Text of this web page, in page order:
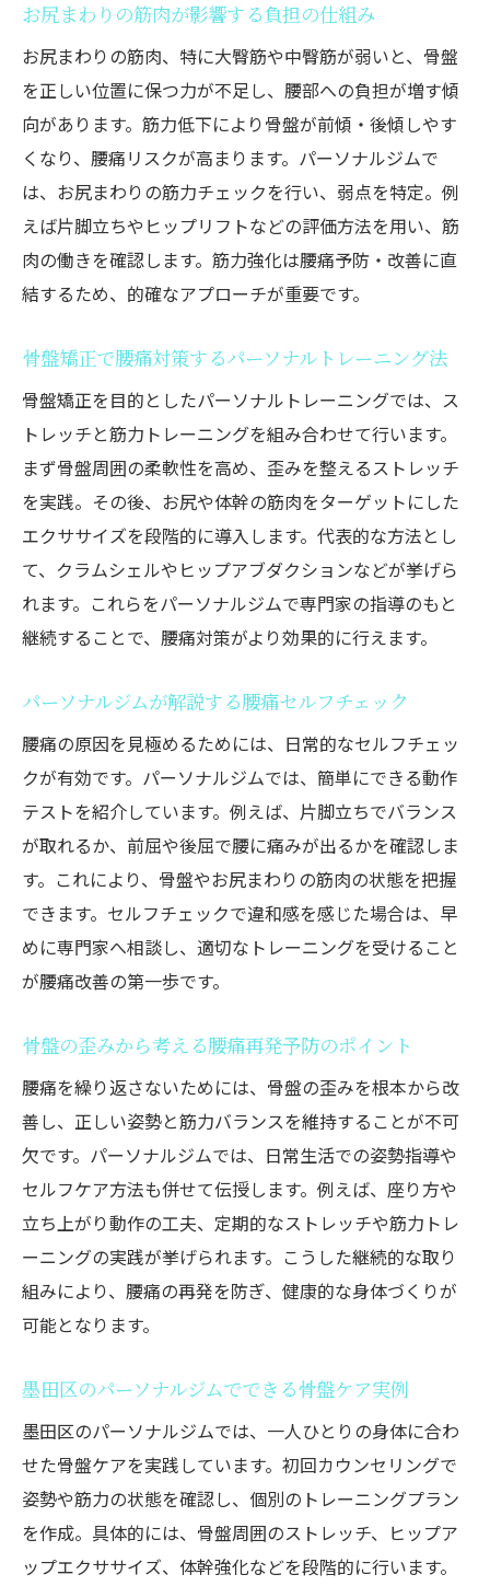
お尻チェックから始める健康づくりの第一
歩
パーソナルジム体験で腰痛改善を実感しよ
う
お尻まわりの筋肉が影響する負担の仕組み
お尻まわりの筋肉、特に大臀筋や中臀筋が弱いと、骨盤
を正しい位置に保つ力が不足し、腰部への負担が増す傾
向があります。筋力低下により骨盤が前傾・後傾しやす
くなり、腰痛リスクが高まります。パーソナルジムで
は、お尻まわりの筋力チェックを行い、弱点を特定。例
えば片脚立ちやヒップリフトなどの評価方法を用い、筋
肉の働きを確認します。筋力強化は腰痛予防・改善に直
結するため、的確なアプローチが重要です。
骨盤矯正で腰痛対策するパーソナルトレーニング法
骨盤矯正を目的としたパーソナルトレーニングでは、ス
トレッチと筋力トレーニングを組み合わせて行います。
まず骨盤周囲の柔軟性を高め、歪みを整えるストレッチ
を実践。その後、お尻や体幹の筋肉をターゲットにした
エクササイズを段階的に導入します。代表的な方法とし
て、クラムシェルやヒップアブダクションなどが挙げら
れます。これらをパーソナルジムで専門家の指導のもと
継続することで、腰痛対策がより効果的に行えます。
パーソナルジムが解説する腰痛セルフチェック
腰痛の原因を見極めるためには、日常的なセルフチェッ
クが有効です。パーソナルジムでは、簡単にできる動作
テストを紹介しています。例えば、片脚立ちでバランス
が取れるか、前屈や後屈で腰に痛みが出るかを確認しま
す。これにより、骨盤やお尻まわりの筋肉の状態を把握
できます。セルフチェックで違和感を感じた場合は、早
めに専門家へ相談し、適切なトレーニングを受けること
が腰痛改善の第一歩です。
骨盤の歪みから考える腰痛再発予防のポイント
腰痛を繰り返さないためには、骨盤の歪みを根本から改
善し、正しい姿勢と筋力バランスを維持することが不可
欠です。パーソナルジムでは、日常生活での姿勢指導や
セルフケア方法も併せて伝授します。例えば、座り方や
立ち上がり動作の工夫、定期的なストレッチや筋力トレ
ーニングの実践が挙げられます。こうした継続的な取り
組みにより、腰痛の再発を防ぎ、健康的な身体づくりが
可能となります。
墨田区のパーソナルジムでできる骨盤ケア実例
墨田区のパーソナルジムでは、一人ひとりの身体に合わ
せた骨盤ケアを実践しています。初回カウンセリングで
姿勢や筋力の状態を確認し、個別のトレーニングプラン
を作成。具体的には、骨盤周囲のストレッチ、ヒップア
ップエクササイズ、体幹強化などを段階的に行います。